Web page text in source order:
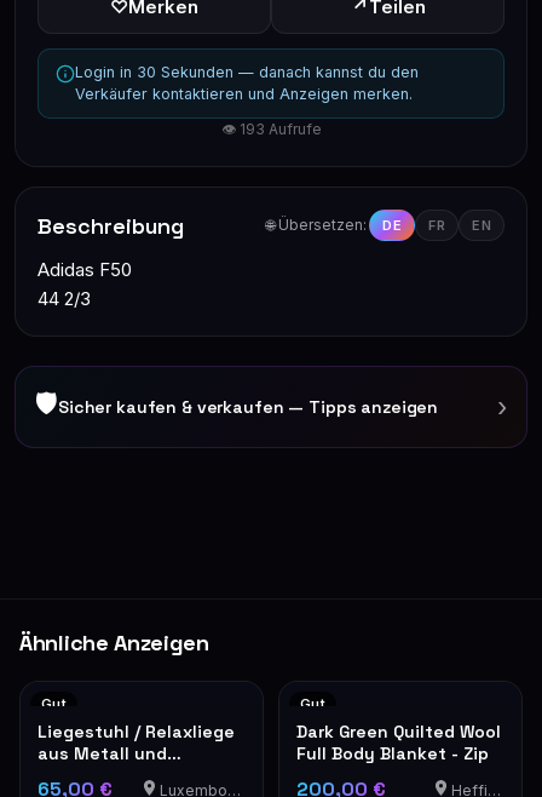
♡Merken ↗ Teilen
Login in 30 Sekunden — danach kannst du den
Verkäufer kontaktieren und Anzeigen merken.
👁 193 Aufrufe
Beschreibung 🌐 Übersetzen: DE FR EN
Adidas F50
44 2/3
🛡Sicher kaufen & verkaufen — Tipps anzeigen ›
Ähnliche Anzeigen
Gut
Liegestuhl / Relaxliege
aus Metall und
Textilene, schwarz
65,00 € Luxembourg-Cents
Gut
Dark Green Quilted Wool
Full Body Blanket - Zip
200,00 € Heffingen